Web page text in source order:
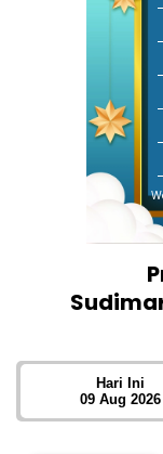
Hari Ini
09 Aug 2026